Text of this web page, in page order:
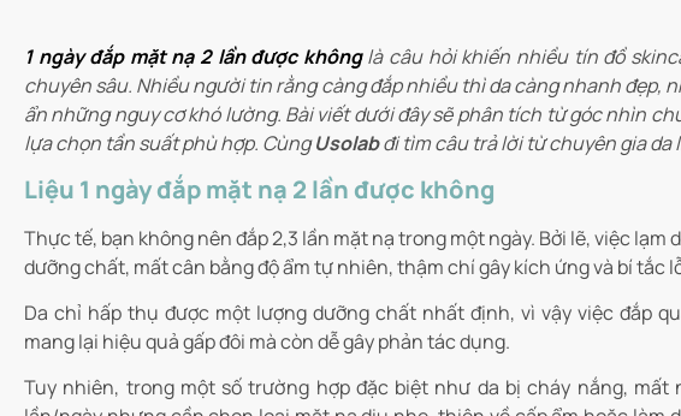
1 ngày đắp mặt nạ 2 lần được khônglà câu hỏi khiến nhiều tín đồ
chuyên sâu. Nhiều người tin rằng càng đắp nhiều thì da càng nhanh đẹp,
ẩn những nguy cơ khó lường. Bài viết dưới đây sẽ phân tích từ góc nhìn
lựa chọn tần suất phù hợp. CùngUsolabđi tìm câu trả lời từ chuyên gia da
Liệu 1 ngày đắp mặt nạ 2 lần được không
Thực tế, bạn không nên đắp 2,3 lần mặt nạ trong một ngày. Bởi lẽ, việc lạm
dưỡng chất, mất cân bằng độ ẩm tự nhiên, thậm chí gây kích ứng và bí tắc
Da chỉ hấp thụ được một lượng dưỡng chất nhất định, vì vậy việc đắp
mang lại hiệu quả gấp đôi mà còn dễ gây phản tác dụng.
Tuy nhiên, trong một số trường hợp đặc biệt như da bị cháy nắng,